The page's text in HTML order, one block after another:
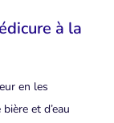
à la
en les
et d’eau